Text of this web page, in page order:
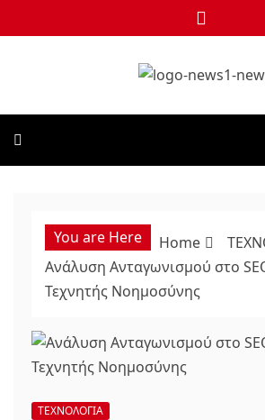
to
You are Here Home
Ανάλυση Ανταγωνισμού στο
Τεχνητής Νοημοσύνης
ΤΕΧΝΟΛΟΓΙΑ